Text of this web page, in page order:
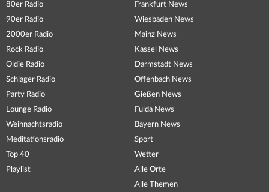
80er Radio
90er Radio
2000er Radio
Rock Radio
Oldie Radio
Schlager Radio
Party Radio
Lounge Radio
Weihnachtsradio
Meditationsradio
Top 40
Playlist
Frankfurt News
Wiesbaden News
Mainz News
Kassel News
Darmstadt News
Offenbach News
Gießen News
Fulda News
Bayern News
Sport
Wetter
Alle Orte
Alle Themen